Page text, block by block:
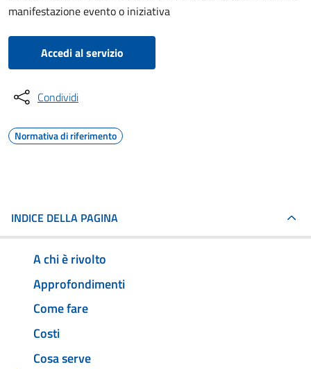
manifestazione evento o iniziativa
Accedi al servizio
Condividi
Normativa di riferimento
INDICE DELLA PAGINA
A chi è rivolto
Approfondimenti
Come fare
Costi
Cosa serve